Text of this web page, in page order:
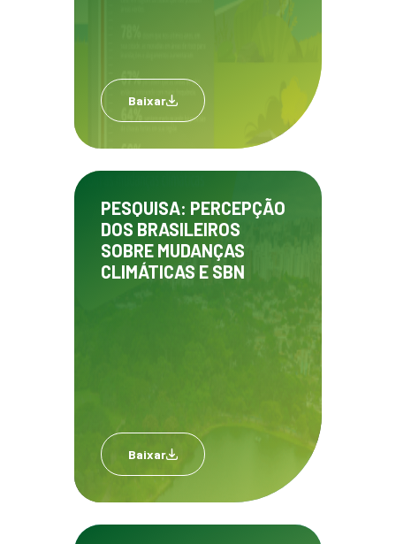
Baixar
PESQUISA: PERCEPÇÃO
DOS BRASILEIROS
SOBRE MUDANÇAS
CLIMÁTICAS E SBN
Baixar